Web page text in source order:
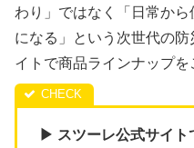
わり」ではなく「日常か
になる」という次世代の
イトで商品ラインナップを
▶ スツーレ公式サイト